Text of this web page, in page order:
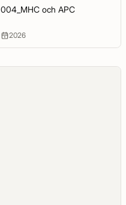
004_MHC och APC
2026